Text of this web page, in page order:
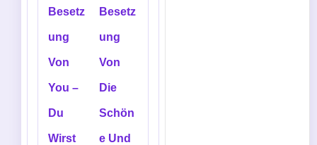
Besetz
ung
Von
You –
Du
Wirst
Besetz
ung
Von
Die
Schön
e Und